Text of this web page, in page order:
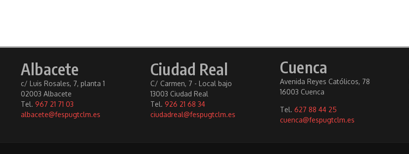
Albacete
c/ Luis Rosales, 7, planta 1
02003 Albacete
Tel. 967 21 71 03
albacete@fespugtclm.es
Ciudad Real
C/ Carmen, 7 - Local bajo
13003 Ciudad Real
Tel. 926 21 68 34
ciudadreal@fespugtclm.es
Cuenca
Avenida Reyes Católicos, 78
16003 Cuenca
Tel. 627 88 44 25
cuenca@fespugtclm.es